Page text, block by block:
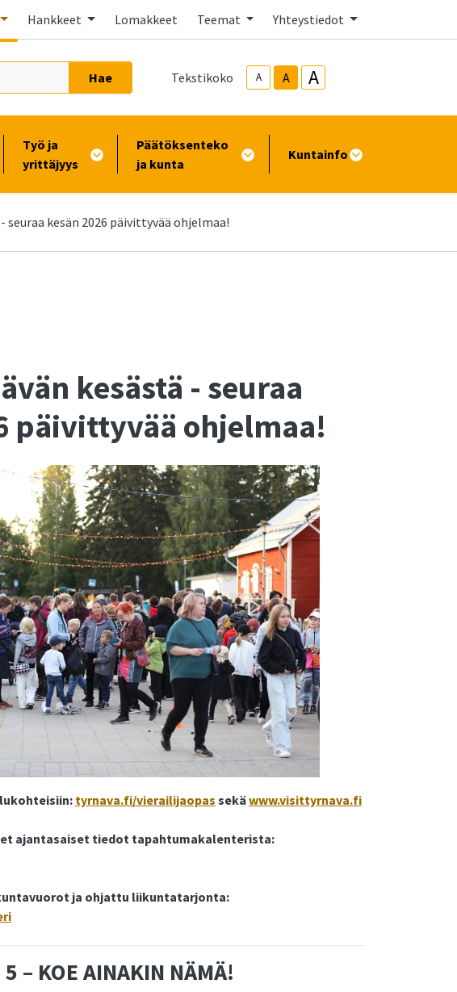
Hankkeet Lomakkeet Teemat Yhteystiedot
Hae Tekstikoko A A A
Työ ja
yrittäjyys
Päätöksenteko
ja kunta
Kuntainfo
seuraa kesän 2026 päivittyvää ohjelmaa!
kesästä - seuraa
päivittyvää ohjelmaa!
tyrnava.fi/vierailijaopas sekäwww.visittyrnava.fi
ajantasaiset tiedot tapahtumakalenterista:
ja ohjattu liikuntatarjonta:
– KOE AINAKIN NÄMÄ!